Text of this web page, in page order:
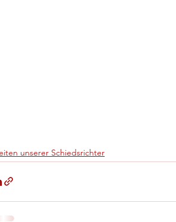
unserer Schiedsrichter